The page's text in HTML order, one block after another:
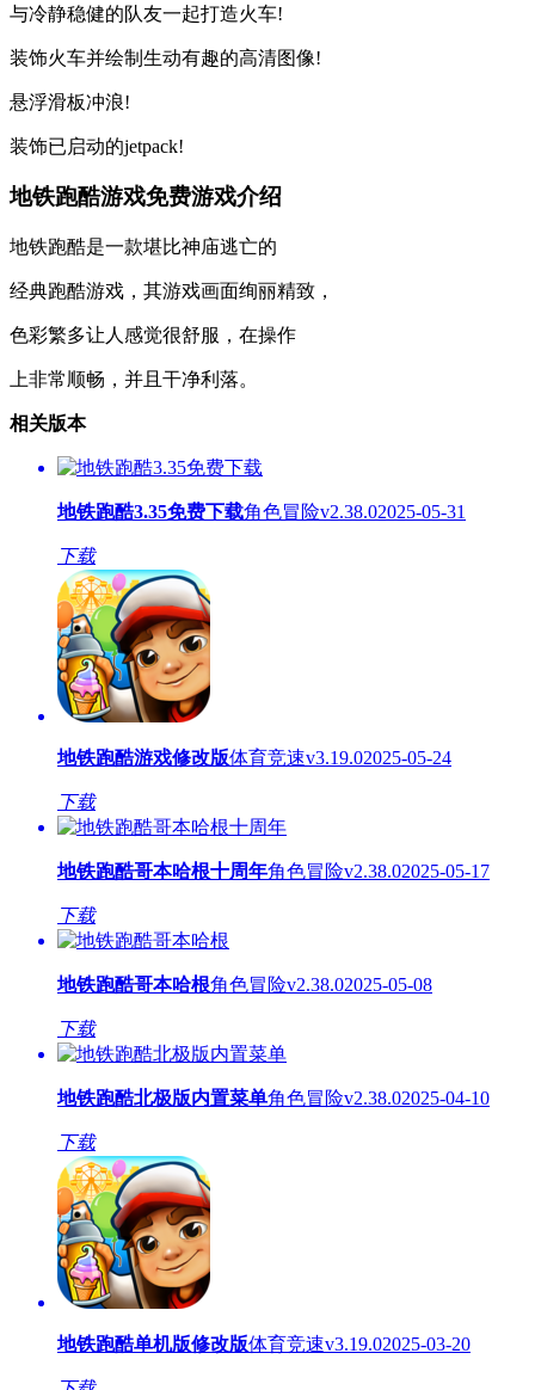
与冷静稳健的队友一起打造火车!
装饰火车并绘制生动有趣的高清图像!
悬浮滑板冲浪!
装饰已启动的jetpack!
地铁跑酷游戏免费游戏介绍
地铁跑酷是一款堪比神庙逃亡的
经典跑酷游戏，其游戏画面绚丽精致，
色彩繁多让人感觉很舒服，在操作
上非常顺畅，并且干净利落。
相关版本
地铁跑酷3.35免费下载角色冒险v2.38.02025-05-31
下载
地铁跑酷游戏修改版体育竞速v3.19.02025-05-24
下载
地铁跑酷哥本哈根十周年角色冒险v2.38.02025-05-17
下载
地铁跑酷哥本哈根角色冒险v2.38.02025-05-08
下载
地铁跑酷北极版内置菜单角色冒险v2.38.02025-04-10
下载
地铁跑酷单机版修改版体育竞速v3.19.02025-03-20